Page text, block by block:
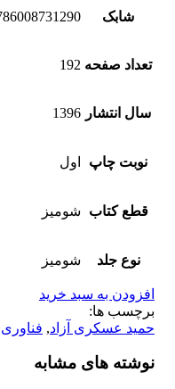
شابک
تعداد صفحه 192
سال انتشار 1396
نوبت چاپ اول
قطع کتاب شومیز
نوع جلد شومیز
افزودن به سبد خرید
برچسب ها:
حمید عسکری آزاد,
نوشته های مشابه